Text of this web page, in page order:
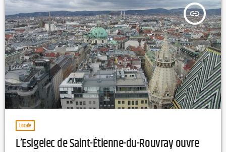
insert_link
Locale
L’Esigelec de Saint-Étienne-du-Rouvray ouvre